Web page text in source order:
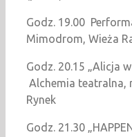
Godz. 19.00
Mimodrom, Wieża
Godz. 20.15 „Alicja
Alchemia teatralna,
Rynek
Godz. 21.30